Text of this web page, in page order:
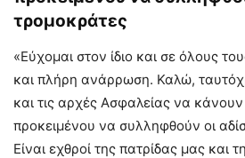
τρομοκράτες
«Εύχομαι στον ίδιο και σε όλους
και πλήρη ανάρρωση. Καλώ,
και τις αρχές Ασφαλείας να
προκειμένου να συλληφθούν οι
Είναι εχθροί της πατρίδας μας και